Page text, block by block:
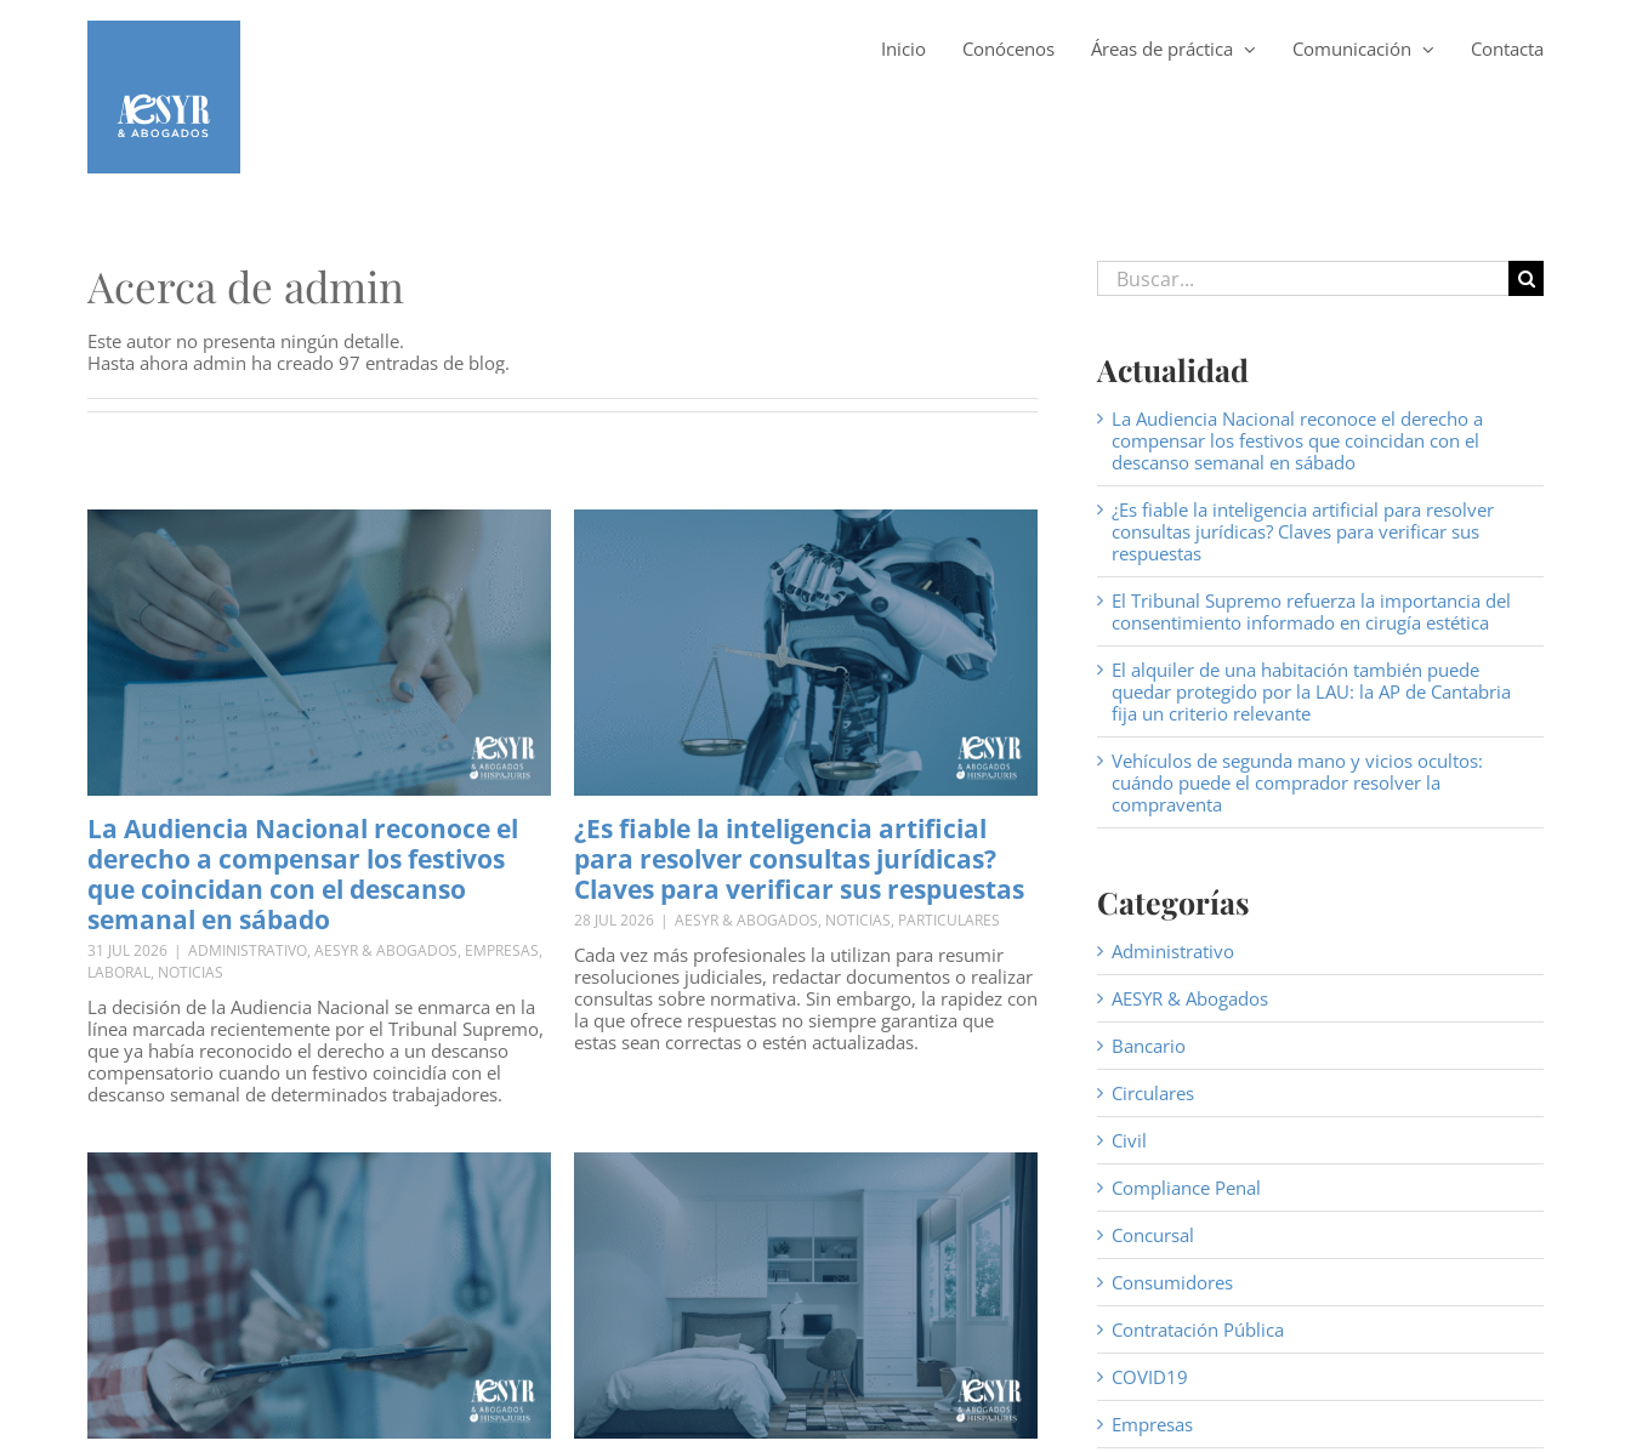
Inicio Conócenos Áreas de práctica Comunicación Contacta
Acerca de admin
Este autor no presenta ningún detalle.
Hasta ahora admin ha creado 97 entradas de blog.
La Audiencia Nacional reconoce el
derecho a compensar los festivos
que coincidan con el descanso
semanal en sábado
31 JUL 2026 | ADMINISTRATIVO, AESYR & ABOGADOS, EMPRESAS,
LABORAL, NOTICIAS
La decisión de la Audiencia Nacional se enmarca en la
línea marcada recientemente por el Tribunal Supremo,
que ya había reconocido el derecho a un descanso
compensatorio cuando un festivo coincidía con el
descanso semanal de determinados trabajadores.
¿Es fiable la inteligencia artificial
para resolver consultas jurídicas?
Claves para verificar sus respuestas
28 JUL 2026 | AESYR & ABOGADOS, NOTICIAS, PARTICULARES
Cada vez más profesionales la utilizan para resumir
resoluciones judiciales, redactar documentos o realizar
consultas sobre normativa. Sin embargo, la rapidez con
la que ofrece respuestas no siempre garantiza que
estas sean correctas o estén actualizadas.
Buscar:
Actualidad
La Audiencia Nacional reconoce el derecho a
compensar los festivos que coincidan con el
descanso semanal en sábado
¿Es fiable la inteligencia artificial para resolver
consultas jurídicas? Claves para verificar sus
respuestas
El Tribunal Supremo refuerza la importancia del
consentimiento informado en cirugía estética
El alquiler de una habitación también puede
quedar protegido por la LAU: la AP de Cantabria
fija un criterio relevante
Vehículos de segunda mano y vicios ocultos:
cuándo puede el comprador resolver la
compraventa
Categorías
Administrativo
AESYR & Abogados
Bancario
Circulares
Civil
Compliance Penal
Concursal
Consumidores
Contratación Pública
COVID19
Empresas